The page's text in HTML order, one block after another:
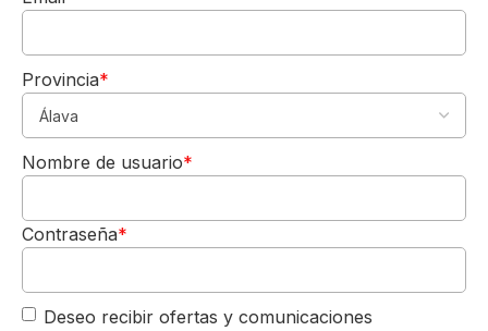
.
a
ó
n
e
B
5,00€
DE REGALO
Para tu 1º pedido
Los quiero-->
Provincia*
Nombre de usuario*
Contraseña*
Deseo recibir ofertas y comunicaciones